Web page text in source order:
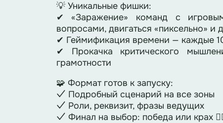
💡 Уникальные фишки:
✔ «Заражение» команд с
вопросами, двигаться «пиксельно» и
✔ Геймификация времени — каждые
✔ Прокачка критического
грамотности
🧩 Формат готов к запуску:
✓ Подробный сценарий на все зоны
✓ Роли, реквизит, фразы ведущих
✓ Финал на выбор: победа или крах